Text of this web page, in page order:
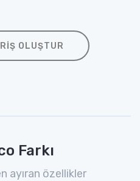
OLUŞTUR
Farkı
ayıran özellikler